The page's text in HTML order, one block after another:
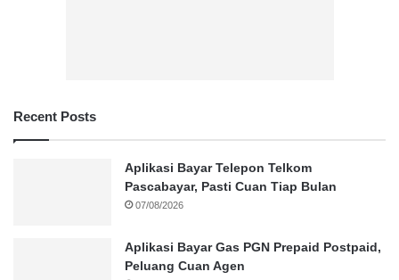
Recent Posts
Aplikasi Bayar Telepon Telkom
Pascabayar, Pasti Cuan Tiap Bulan
07/08/2026
Aplikasi Bayar Gas PGN Prepaid Postpaid,
Peluang Cuan Agen